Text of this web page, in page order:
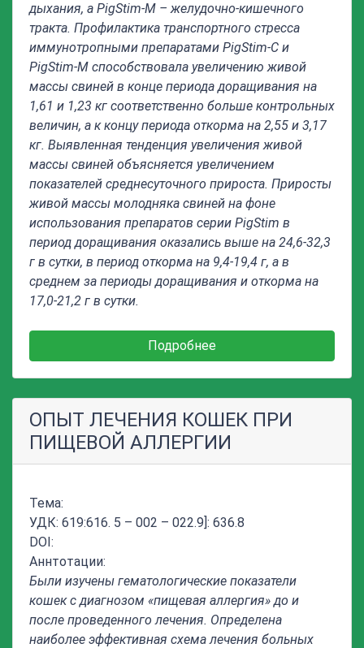
дыхания, а PigStim-М – желудочно-кишечного
тракта. Профилактика транспортного стресса
иммунотропными препаратами PigStim-C и
PigStim-М способствовала увеличению живой
массы свиней в конце периода доращивания на
1,61 и 1,23 кг соответственно больше контрольных
величин, а к концу периода откорма на 2,55 и 3,17
кг. Выявленная тенденция увеличения живой
массы свиней объясняется увеличением
показателей среднесуточного прироста. Приросты
живой массы молодняка свиней на фоне
использования препаратов серии PigStim в
период доращивания оказались выше на 24,6-32,3
г в сутки, в период откорма на 9,4-19,4 г, а в
среднем за периоды доращивания и откорма на
17,0-21,2 г в сутки.
Подробнее
ОПЫТ ЛЕЧЕНИЯ КОШЕК ПРИ
ПИЩЕВОЙ АЛЛЕРГИИ
Тема:
УДК: 619:616. 5 – 002 – 022.9]: 636.8
DOI:
Аннтотации:
Были изучены гематологические показатели
кошек с диагнозом «пищевая аллергия» до и
после проведенного лечения. Определена
наиболее эффективная схема лечения больных